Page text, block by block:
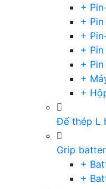
+
+
+
+
+
+
+
Đế thép L
Grip
+
+